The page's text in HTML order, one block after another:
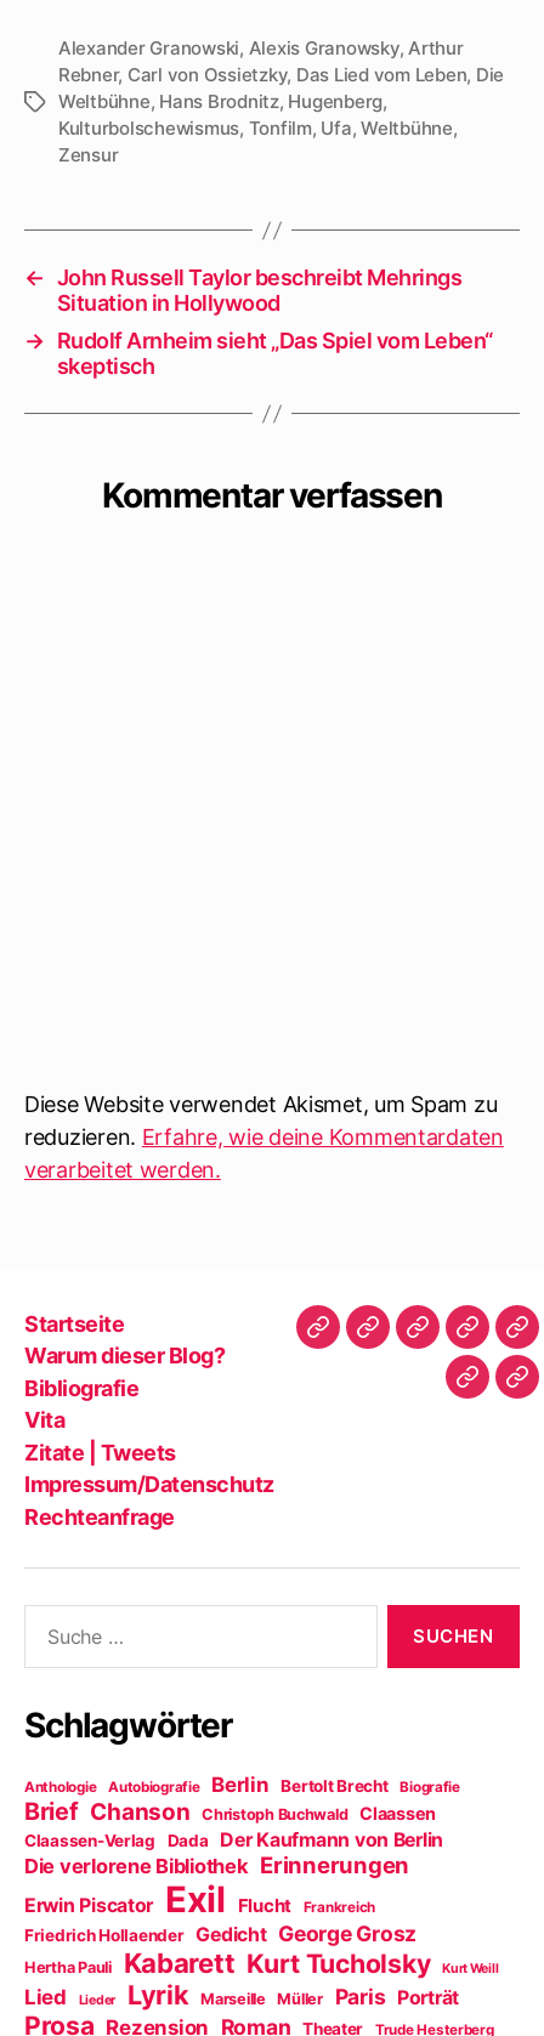
Schlagwörter
Alexander Granowski, Alexis Granowsky,Arthur
Rebner, Carl von Ossietzky, Das Lied vom Leben, Die
Weltbühne, Hans Brodnitz, Hugenberg,
Kulturbolschewismus, Tonfilm, Ufa,Weltbühne,
Zensur
← John Russell Taylor beschreibt Mehrings
Situation in Hollywood
→ Rudolf Arnheim sieht „Das Spiel vom Leben“
skeptisch
Kommentar verfassen
Diese Website verwendet Akismet, um Spam zu
reduzieren. Erfahre, wie deine Kommentardaten
verarbeitet werden.
Startseite
Warum dieser Blog?
Bibliografie
Vita
Zitate | Tweets
Impressum/Datenschutz
Rechteanfrage
Startseite
WarumBibliografie
Vita
|
nach:
Schlagwörter
Anthologie Autobiografie Berlin Bertolt Brecht Biografie
Brief Chanson Christoph Buchwald Claassen
Claassen-Verlag Dada Der Kaufmann von Berlin
Die verlorene Bibliothek Erinnerungen
Erwin Piscator Exil Flucht Frankreich
Friedrich Hollaender Gedicht George Grosz
Hertha Pauli Kabarett Kurt Tucholsky Kurt Weill
Lied Lieder Lyrik Marseille Müller Paris Porträt
Prosa Rezension Roman Theater Trude Hesterberg